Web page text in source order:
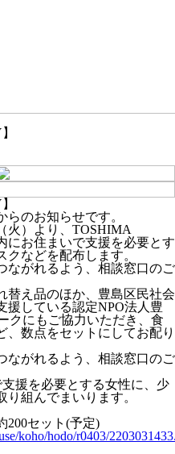
のお知らせです。
火）より、TOSHIMA
お住まいで支援を必要とす
などを配布します。
ながれるよう、相談窓口のご
替え品のほか、豊島区民社会
援している認定NPO法人豊
クにもご協力いただき、食
、数点をセットにしてお配り
ながれるよう、相談窓口のご
援を必要とする女性に、少
組んでまいります。
セット(予定)
koho/hodo/r0403/